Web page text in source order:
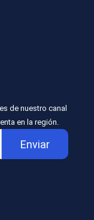
de nuestro canal
en la región.
Enviar